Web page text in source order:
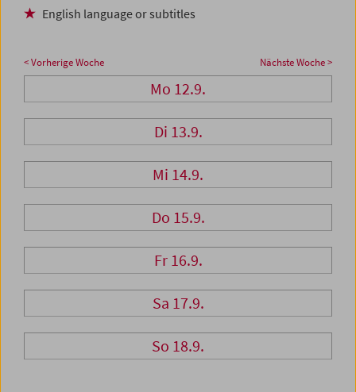
English language or subtitles
< Vorherige Woche Nächste Woche >
Mo 12.9.
Di 13.9.
Mi 14.9.
Do 15.9.
Fr 16.9.
Sa 17.9.
So 18.9.